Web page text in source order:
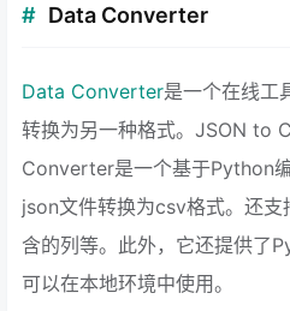
Data Converter
Data Converter是一个在线工
转换为另一种格式。JSON to
Converter是一个基于Python
json文件转换为csv格式。还
含的列等。此外，它还提供了
可以在本地环境中使用。